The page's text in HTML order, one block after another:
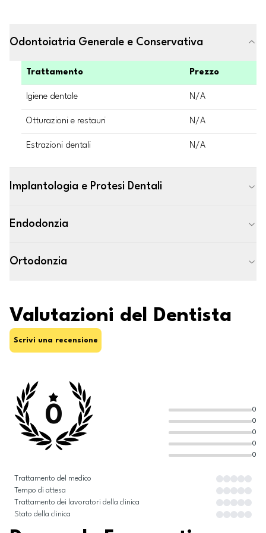
Odontoiatria Generale e Conservativa
Trattamento Prezzo
Igiene dentale N/A
Otturazioni e restauri N/A
Estrazioni dentali N/A
Implantologia e Protesi Dentali
Endodonzia
Ortodonzia
Valutazioni del Dentista
Scrivi una recensione
0
0
0
0
0
0
Trattamento del medico
Tempo di attesa
Trattamento dei lavoratori della clinica
Stato della clinica